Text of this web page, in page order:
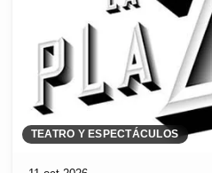
TEATRO Y ESPECTÁCULOS